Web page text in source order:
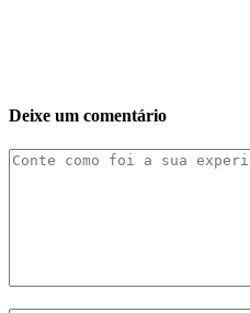
Deixe um comentário